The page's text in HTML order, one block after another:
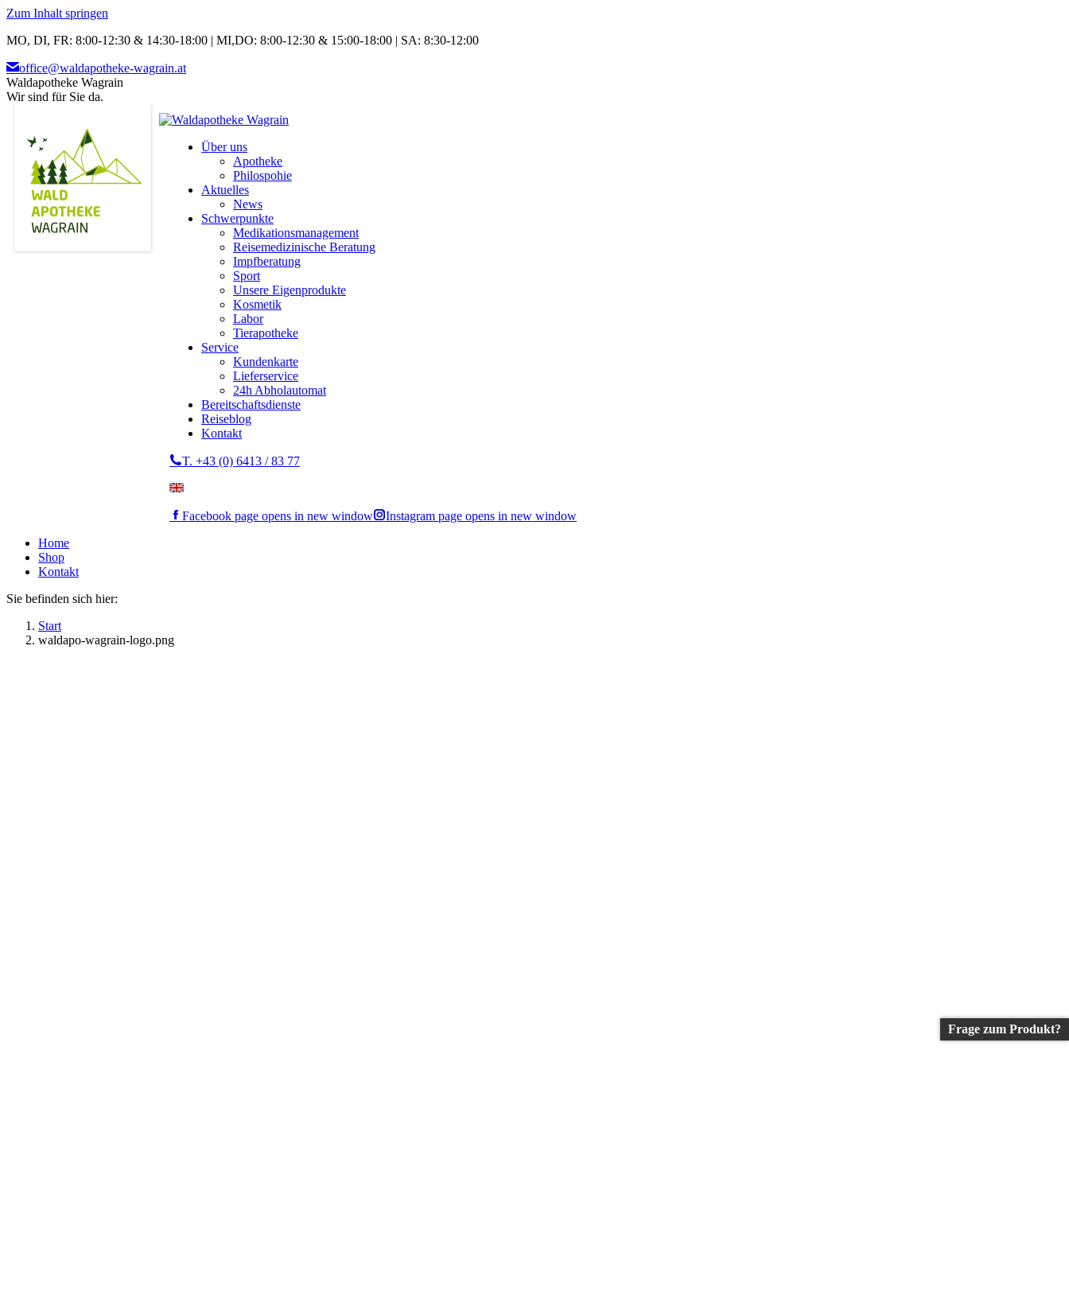
Zum Inhalt springen
MO, DI, FR: 8:00-12:30 & 14:30-18:00 | MI,DO: 8:00-12:30 & 15:00-18:00 | SA: 8:30-12:00
office@waldapotheke-wagrain.at
Waldapotheke Wagrain
Wir sind für Sie da.
Über uns
Apotheke
Philospohie
Aktuelles
News
Schwerpunkte
Medikationsmanagement
Reisemedizinische Beratung
Impfberatung
Sport
Unsere Eigenprodukte
Kosmetik
Labor
Tierapotheke
Service
Kundenkarte
Lieferservice
24h Abholautomat
Bereitschaftsdienste
Reiseblog
Kontakt
T. +43 (0) 6413 / 83 77
Facebook page opens in new window
Instagram page opens in new window
Home
Shop
Kontakt
Sie befinden sich hier:
Start
waldapo-wagrain-logo.png
Frage zum Produkt?